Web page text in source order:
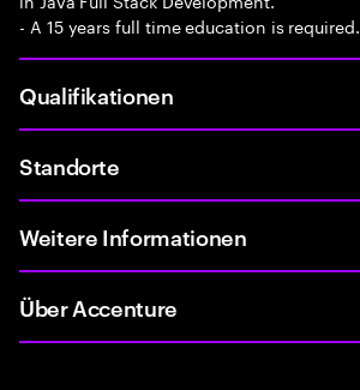
- A 15 years full time education is required.
Qualifikationen
Standorte
Weitere Informationen
Über Accenture